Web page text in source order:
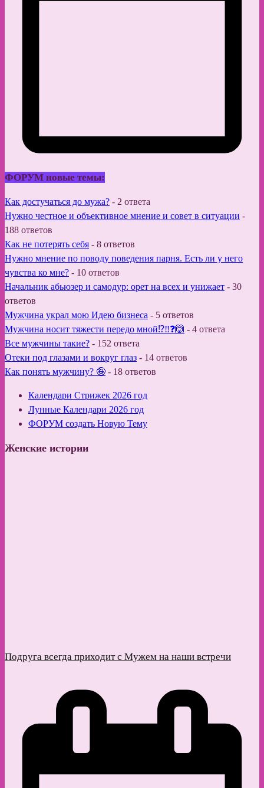
ФОРУМ новые темы:
Как достучаться до мужа? - 2 ответа
Нужно честное и объективное мнение и совет в ситуации -
188 ответов
Как не потерять себя - 8 ответов
Нужно мнение по поводу поведения парня. Есть ли у него
чувства ко мне? - 10 ответов
Начальник абьюзер и самодур: орет на всех и унижает - 30
ответов
Мужчина украл мою Идею бизнеса - 5 ответов
Мужчина носит тяжести передо мной⁉️‼️❓🙆 - 4 ответа
Все мужчины такие? - 152 ответа
Отеки под глазами и вокруг глаз - 14 ответов
Как понять мужчину? 🤪 - 18 ответов
Календари Стрижек 2026 год
Лунные Календари 2026 год
ФОРУМ создать Новую Тему
Женские истории
Подруга всегда приходит с Мужем на наши встречи